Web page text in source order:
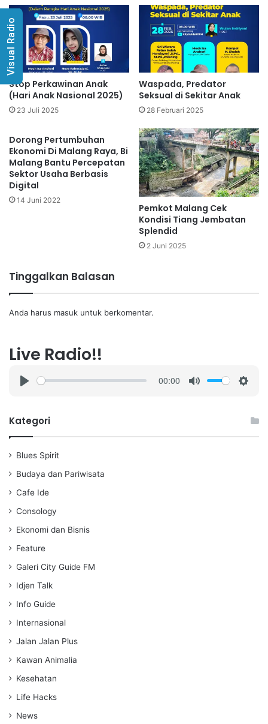
Stop Perkawinan Anak
(Hari Anak Nasional 2025)
23 Juli 2025
Waspada, Predator
Seksual di Sekitar Anak
28 Februari 2025
Dorong Pertumbuhan
Ekonomi Di Malang Raya, Bi
Malang Bantu Percepatan
Sektor Usaha Berbasis
Digital
14 Juni 2022
Pemkot Malang Cek
Kondisi Tiang Jembatan
Splendid
2 Juni 2025
Tinggalkan Balasan
Anda harus masuk untuk berkomentar.
Live Radio!!
a
00:00
Kategori
Blues Spirit
Budaya dan Pariwisata
Cafe Ide
Consology
Ekonomi dan Bisnis
Feature
Galeri City Guide FM
Idjen Talk
Info Guide
Internasional
Jalan Jalan Plus
Kawan Animalia
Kesehatan
Life Hacks
News
Visual Radio